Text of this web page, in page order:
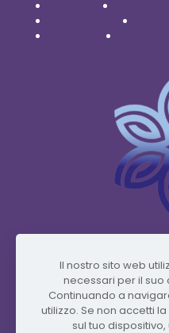
Il nostro sito web
necessari per il
Continuando a
utilizzo. Se non accetti
sul tuo